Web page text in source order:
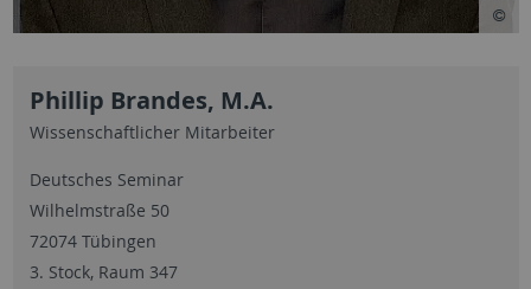
Phillip Brandes, M.A.
Wissenschaftlicher Mitarbeiter
Deutsches Seminar
Wilhelmstraße 50
72074 Tübingen
3. Stock, Raum 347